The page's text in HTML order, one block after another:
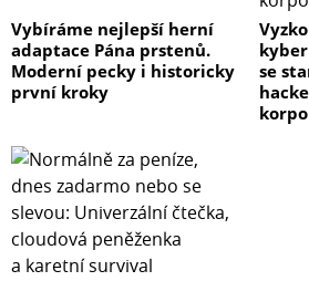
Vybíráme nejlepší herní
adaptace Pána prstenů.
Moderní pecky i historicky
první kroky
se